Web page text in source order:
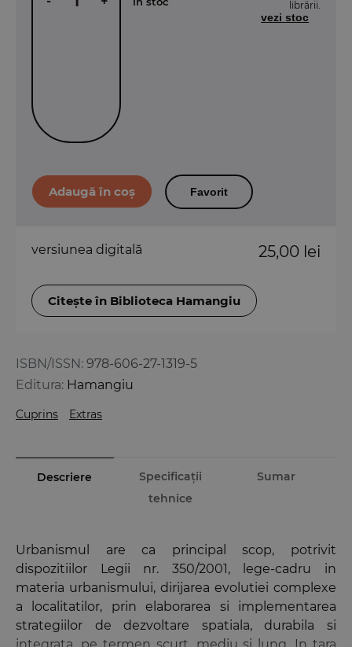
ISBN/ISSN: 978-606-27-1319-5
Editura: Hamangiu
Cuprins Extras
librării.
vezi stoc
Favorit
versiunea digitală 25,00 lei
Citește în Biblioteca Hamangiu
Descriere
Specificații
tehnice
Sumar
Urbanismul are ca principal scop, potrivit
dispozitiilor Legii nr. 350/2001, lege-cadru in
materia urbanismului, dirijarea evolutiei complexe
a localitatilor, prin elaborarea si implementarea
strategiilor de dezvoltare spatiala, durabila si
integrata, pe termen scurt, mediu si lung. In tara